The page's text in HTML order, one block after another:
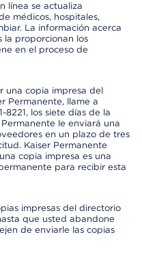
línea se actualiza
médicos, hospitales,
La información acerca
la proporcionan los
en el proceso de
una copia impresa del
Permanente, llame a
8221, los siete días de la
le enviará una
en un plazo de tres
Kaiser Permanente
copia impresa es una
para recibir esta
impresas del directorio
que usted abandone
de enviarle las copias